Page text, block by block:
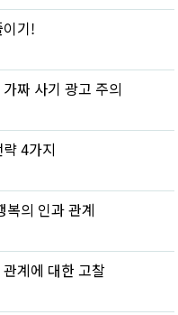
기!
짜 사기 광고 주의
4가지
복의 인과 관계
계에 대한 고찰